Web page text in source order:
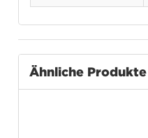
Ähnliche Produkte